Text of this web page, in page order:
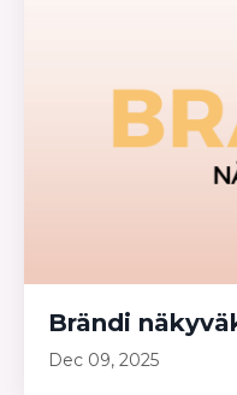
Brändi
Dec 09, 2025